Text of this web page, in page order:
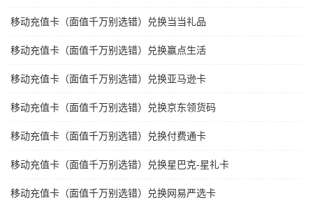
移动充值卡（面值千万别选错）兑换当当礼品
移动充值卡（面值千万别选错）兑换赢点生活
移动充值卡（面值千万别选错）兑换亚马逊卡
移动充值卡（面值千万别选错）兑换京东领货码
移动充值卡（面值千万别选错）兑换付费通卡
移动充值卡（面值千万别选错）兑换星巴克-星礼卡
移动充值卡（面值千万别选错）兑换网易严选卡